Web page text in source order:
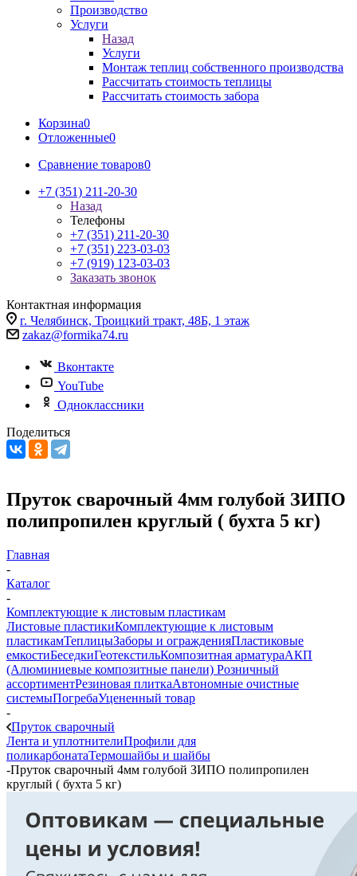
Производство
Услуги
Назад
Услуги
Монтаж теплиц собственного производства
Рассчитать стоимость теплицы
Рассчитать стоимость забора
Корзина0
Отложенные0
Сравнение товаров0
+7 (351) 211-20-30
Назад
Телефоны
+7 (351) 211-20-30
+7 (351) 223-03-03
+7 (919) 123-03-03
Заказать звонок
Контактная информация
г. Челябинск, Троицкий тракт, 48Б, 1 этаж
zakaz@formika74.ru
Вконтакте
YouTube
Одноклассники
Поделиться
Пруток сварочный 4мм голубой ЗИПО
полипропилен круглый ( бухта 5 кг)
Главная
-
Каталог
-
Комплектующие к листовым пластикам
Листовые пластикиКомплектующие к листовым
пластикамТеплицыЗаборы и огражденияПластиковые
емкостиБеседкиГеотекстильКомпозитная арматураАКП
(Алюминиевые композитные панели) Розничный
ассортиментРезиновая плиткаАвтономные очистные
системыПогребаУцененный товар
-
Пруток сварочный
Лента и уплотнителиПрофили для
поликарбонатаТермошайбы и шайбы
-Пруток сварочный 4мм голубой ЗИПО полипропилен
круглый ( бухта 5 кг)